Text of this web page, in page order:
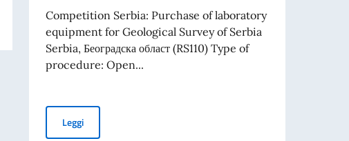
PRESIDENTE DEL CONSIGLIO DEI MINISTRI E MINISTRO DEGLI AFFARI
A PROGETTI PROMOSSI DA ENTI DEL SETTORE PRIVATO
Competition Serbia: Purchase of laboratory
equipment for Geological Survey of Serbia
Serbia, Београдска област (RS110) Type of
procedure: Open...
LeggiTENDER FOR PURCHASE OF LABORATORY EQUIPMENT FOR